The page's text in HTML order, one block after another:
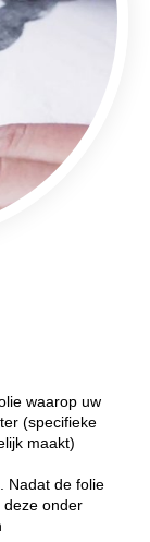
waarop uw
(specifieke
maakt)
Nadat de folie
deze onder